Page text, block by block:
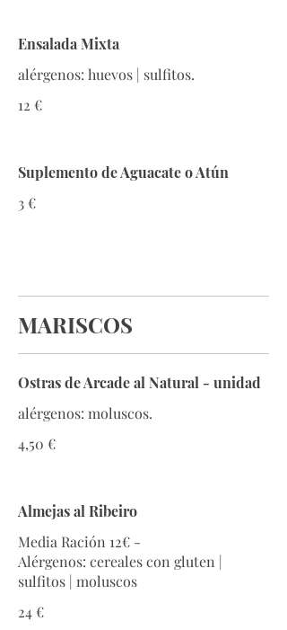
Ensalada Mixta
alérgenos: huevos | sulfitos.
12 €
Suplemento de Aguacate o Atún
3 €
MARISCOS
Ostras de Arcade al Natural - unidad
alérgenos: moluscos.
4,50 €
Almejas al Ribeiro
Media Ración 12€ -
Alérgenos: cereales con gluten |
sulfitos | moluscos
24 €